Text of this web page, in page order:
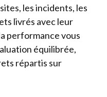
les incidents, les
livrés avec leur
performance vous
équilibrée,
répartis sur